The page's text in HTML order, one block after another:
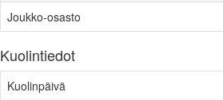
Joukko-osasto
Kuolintiedot
Kuolinpäivä